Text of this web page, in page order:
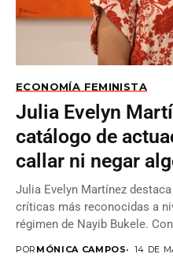
ECONOMÍA FEMINISTA
Julia Evelyn
catálogo de
callar ni negar
Julia Evelyn Martínez
críticas más reconocidas a
régimen de Nayib Bukele.
POR MÓNICA CAMPOS 14 DE